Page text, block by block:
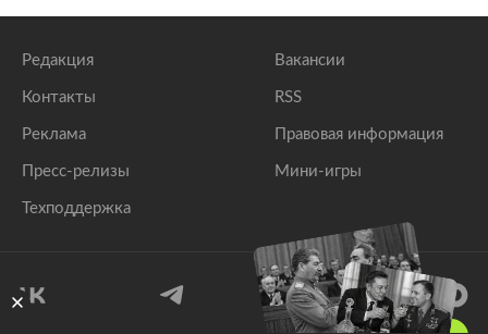
Редакция
Контакты
Реклама
Пресс-релизы
Техподдержка
Вакансии
RSS
Правовая информация
Мини-игры